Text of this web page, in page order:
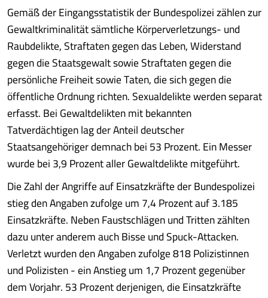
Gemäß der Eingangsstatistik der Bundespolizei zählen zur
Gewaltkriminalität sämtliche Körperverletzungs- und
Raubdelikte, Straftaten gegen das Leben, Widerstand
gegen die Staatsgewalt sowie Straftaten gegen die
persönliche Freiheit sowie Taten, die sich gegen die
öffentliche Ordnung richten. Sexualdelikte werden separat
erfasst. Bei Gewaltdelikten mit bekannten
Tatverdächtigen lag der Anteil deutscher
Staatsangehöriger demnach bei 53 Prozent. Ein Messer
wurde bei 3,9 Prozent aller Gewaltdelikte mitgeführt.
Die Zahl der Angriffe auf Einsatzkräfte der Bundespolizei
stieg den Angaben zufolge um 7,4 Prozent auf 3.185
Einsatzkräfte. Neben Faustschlägen und Tritten zählten
dazu unter anderem auch Bisse und Spuck-Attacken.
Verletzt wurden den Angaben zufolge 818 Polizistinnen
und Polizisten - ein Anstieg um 1,7 Prozent gegenüber
dem Vorjahr. 53 Prozent derjenigen, die Einsatzkräfte